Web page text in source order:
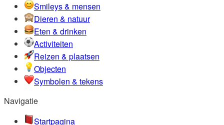
Smileys & mensen
Dieren & natuur
Eten & drinken
Activiteiten
Reizen & plaatsen
Objecten
Symbolen & tekens
Navigatie
Startpagina